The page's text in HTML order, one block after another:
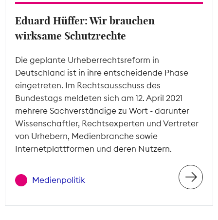
Mitgliederbereich
Eduard Hüffer: Wir brauchen
wirksame Schutzrechte
Die geplante Urheberrechtsreform in
Deutschland ist in ihre entscheidende Phase
eingetreten. Im Rechtsausschuss des
Bundestags meldeten sich am 12. April 2021
mehrere Sachverständige zu Wort - darunter
Wissenschaftler, Rechtsexperten und Vertreter
von Urhebern, Medienbranche sowie
Internetplattformen und deren Nutzern.
Medienpolitik